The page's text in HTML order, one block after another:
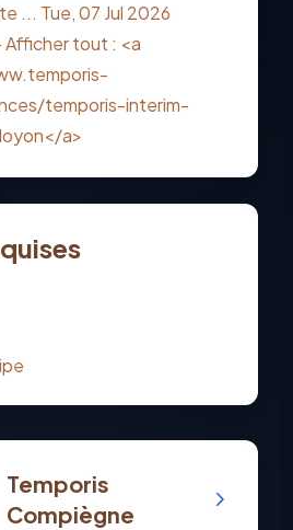
... Tue, 07 Jul 2026
tout : <a
temporis-interim-
a>
Temporis
Compiègne